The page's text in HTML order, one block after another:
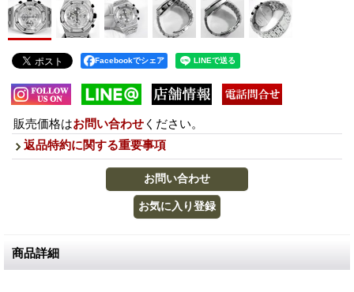
Facebookでシェア
販売価格はお問い合わせ ください。
返品特約に関する重要事項
商品詳細